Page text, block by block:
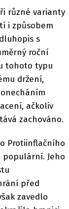
různé varianty
i způsobem
s
roční
tohoto typu
držení,
ačkoliv
zachováno.
Protiinflačního
Jeho
před
zavedlo